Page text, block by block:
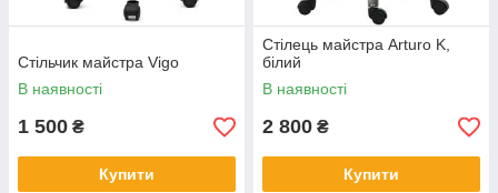
Стільчик майстра Vigo
В наявності
1 500 ₴
Купити
Стілець майстра Arturo K,
білий
В наявності
2 800 ₴
Купити